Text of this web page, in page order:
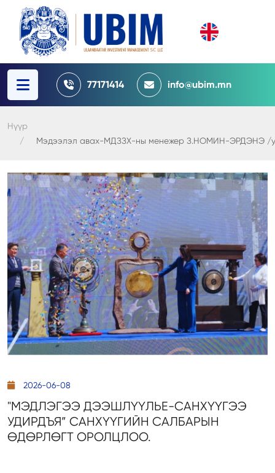
77171414 info@ubim.mn
Нүүр
Мэдээлэл авах-МДЗЗХ-ны менежер З.НОМИН-ЭРДЭНЭ /
2026-06-08
"МЭДЛЭГЭЭ ДЭЭШЛҮҮЛЬЕ-САНХҮҮГЭЭ
УДИРДЪЯ” САНХҮҮГИЙН САЛБАРЫН
ӨДӨРЛӨГТ ОРОЛЦЛОО.